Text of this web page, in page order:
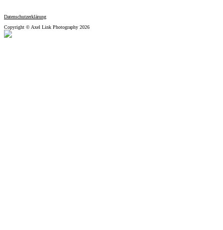
Datenschutzerklärung
Copyright © Axel Link Photography 2026